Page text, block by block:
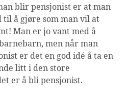
blir pensjonist er at man
å gjøre som man vil at
Man er jo vant med å
men når man
er det en god idé å ta en
litt i den store
er å bli pensjonist.